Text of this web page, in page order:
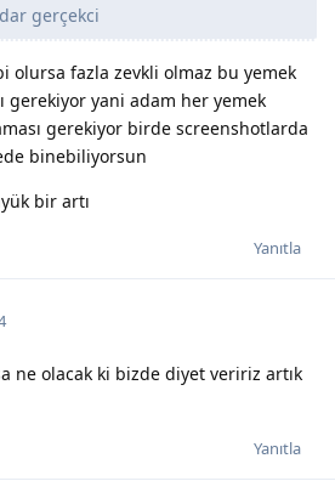
gerçekci
olursa fazla zevkli olmaz bu yemek
gerekiyor yani adam her yemek
gerekiyor birde screenshotlarda
binebiliyorsun
bir artı
Yanıtla
ne olacak ki bizde diyet veririz artık
Yanıtla